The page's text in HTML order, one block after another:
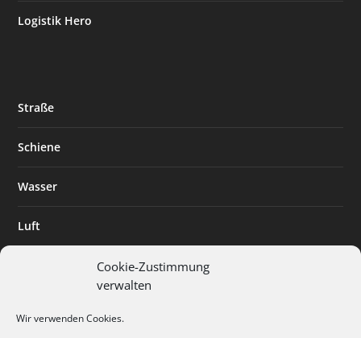
Cookie-Zustimmung
verwalten
Wir verwenden Cookies.
Logistik Hero
Straße
Schiene
Wasser
Luft